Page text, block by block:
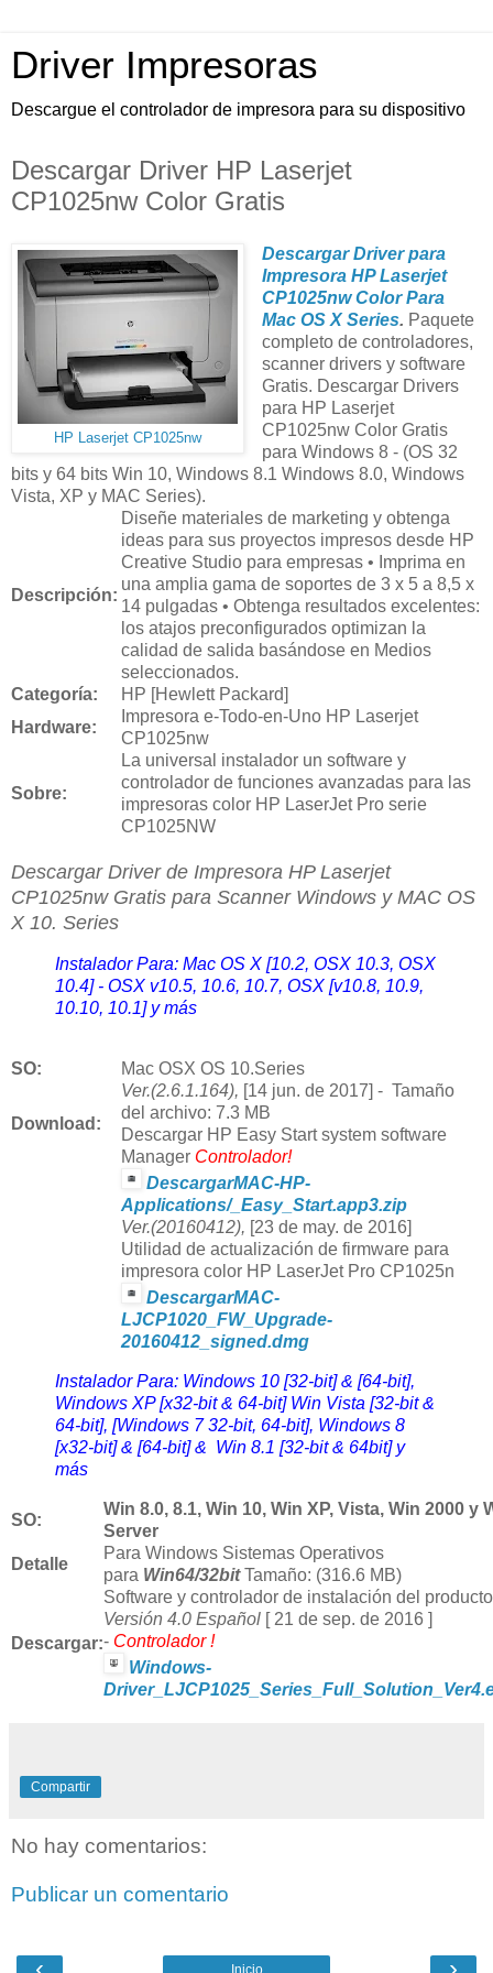
Driver Impresoras
Descargue el controlador de impresora para su dispositivo
Descargar Driver HP Laserjet
CP1025nw Color Gratis
HP Laserjet CP1025nw
Descargar Driver para
Impresora HP Laserjet
CP1025nw Color Para
Mac OS X Series. Paquete
completo de controladores,
scanner drivers y software
Gratis. Descargar Drivers
para HP Laserjet
CP1025nw Color Gratis
para Windows 8 - (OS 32
bits y 64 bits Win 10, Windows 8.1 Windows 8.0, Windows
Vista, XP y MAC Series).
Descripción:
Diseñe materiales de marketing y obtenga
ideas para sus proyectos impresos desde HP
Creative Studio para empresas • Imprima en
una amplia gama de soportes de 3 x 5 a 8,5 x
14 pulgadas • Obtenga resultados excelentes:
los atajos preconfigurados optimizan la
calidad de salida basándose en Medios
seleccionados.
Categoría:
HP [Hewlett Packard]
Hardware:
Impresora e-Todo-en-Uno HP Laserjet
CP1025nw
Sobre:
La universal instalador un software y
controlador de funciones avanzadas para las
impresoras color HP LaserJet Pro serie
CP1025NW
Descargar Driver de Impresora HP Laserjet
CP1025nw Gratis para Scanner Windows y MAC OS
X 10. Series
Instalador Para: Mac OS X [10.2, OSX 10.3, OSX
10.4] - OSX v10.5, 10.6, 10.7, OSX [v10.8, 10.9,
10.10, 10.1] y más
SO: Mac OSX OS 10.Series
Download :
Ver.(2.6.1.164), [14 jun. de 2017] - Tamaño
del archivo: 7.3 MB
Descargar HP Easy Start system software
Manager Controlador!
DescargarMAC-HP-
Applications/_Easy_Start.app3.zip
Ver.(20160412), [23 de may. de 2016]
Utilidad de actualización de firmware para
impresora color HP LaserJet Pro CP1025n
DescargarMAC-
LJCP1020_FW_Upgrade-
20160412_signed.dmg
Instalador Para: Windows 10 [32-bit] & [64-bit],
Windows XP [x32-bit & 64-bit] Win Vista [32-bit &
64-bit], [Windows 7 32-bit, 64-bit], Windows 8
[x32-bit] & [64-bit] & Win 8.1 [32-bit & 64bit] y
más
SO:
Win 8.0, 8.1, Win 10, Win XP, Vista, Win 2000 y
Server
Detalle
Para Windows Sistemas Operativos
para Win64/32bitTamaño: (316.6 MB)
Descargar:
Software y controlador de instalación del
Versión 4.0 Español [ 21 de sep. de 2016 ]
- Controlador !
Windows-
Compartir
No hay comentarios:
Publicar un comentario
Inicio